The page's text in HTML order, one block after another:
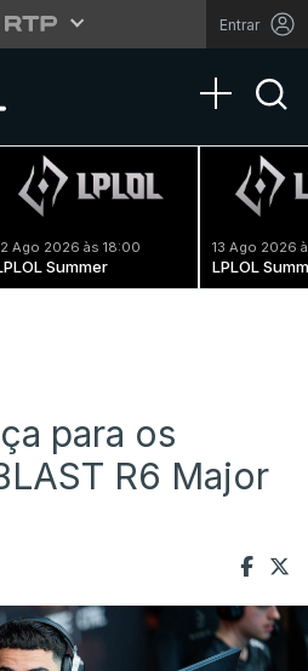
Entrar
Toggle
Ago 2026 às 18:00
Summer
13 Ago 2026
LPLOL
para os
R6 Major